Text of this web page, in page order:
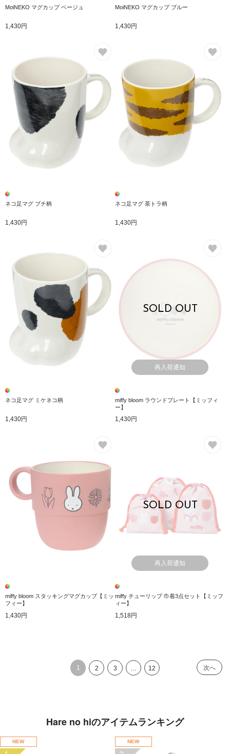
MoiNEKO マグカップ ベージュ
1,430円
MoiNEKO マグカップ ブルー
1,430円
ネコ足マグ ブチ柄
1,430円
ネコ足マグ 茶トラ柄
1,430円
ネコ足マグ ミケネコ柄
1,430円
SOLD OUT
再入荷通知
miffy bloom ラウンドプレート【ミッフィ
ー】
1,430円
miffy bloom スタッキングマグカップ【ミッ
フィー】
1,430円
SOLD OUT
再入荷通知
miffy チューリップ 巾着3点セット【ミッフ
ィー】
1,518円
1 2 3 … 12 次へ
Hare no hiのアイテムランキング
NEW NEW